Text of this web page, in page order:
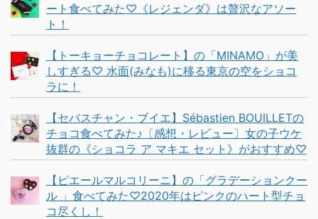
ート食べてみた♡《レジェンダ》は贅沢なアソー
ト！
【トーキョーチョコレート】の「MINAMO」が美
しすぎる♡ 水面(みなも)に移る東京の空をショコ
ラに！
【セバスチャン・ブイエ】Sébastien BOUILLETの
チョコ食べてみた♪〔感想・レビュー〕女の子ウケ
抜群の《ショコラ ア マキエ セット》がおすすめ♡
【ピエールマルコリーニ】の「グラデーションクー
ル 」食べてみた♡2020年はピンクのハート型チョ
コ尽くし！